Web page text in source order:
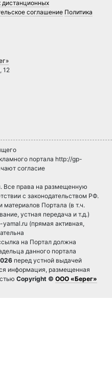
дистанционных
соглашение Политика
12
портала http://gp-
согласие
Все права на размещенную
с законодательством РФ.
Портала (в т.ч.
устная передача и т.д.)
(прямая активная,
на Портал должна
данного портала
перед устной выдачей
информация, размещенная
Copyright © ООО «Берег»